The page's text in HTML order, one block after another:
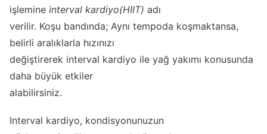
işlemine interval kardiyo(HIIT) adı
verilir. Koşu bandında; Aynı tempoda koşmaktansa,
belirli aralıklarla hızınızı
değiştirerek interval kardiyo ile yağ yakımı konusunda
daha büyük etkiler
alabilirsiniz.
Interval kardiyo, kondisyonunuzun